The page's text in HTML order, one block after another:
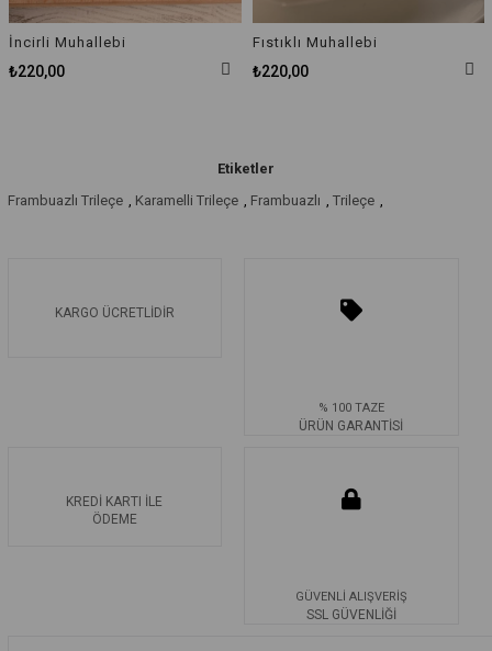
İncirli Muhallebi
₺220,00
Fıstıklı Muhallebi
₺220,00
Etiketler
Frambuazlı Trileçe , Karamelli Trileçe , Frambuazlı , Trileçe ,
KARGO ÜCRETLİDİR
% 100 TAZE
ÜRÜN GARANTİSİ
KREDİ KARTI İLE
ÖDEME
GÜVENLİ ALIŞVERİŞ
SSL GÜVENLİĞİ